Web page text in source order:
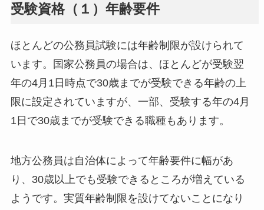
受験資格（１）年齢要件
ほとんどの公務員試験には年齢制限が設けられて
います。国家公務員の場合は、ほとんどが受験翌
年の4月1日時点で30歳までが受験できる年齢の上
限に設定されていますが、一部、受験する年の4月
1日で30歳までが受験できる職種もあります。
地方公務員は自治体によって年齢要件に幅があ
り、30歳以上でも受験できるところが増えている
ようです。実質年齢制限を設けてないことになり